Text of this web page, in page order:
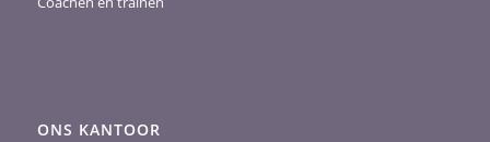
ONS KANTOOR